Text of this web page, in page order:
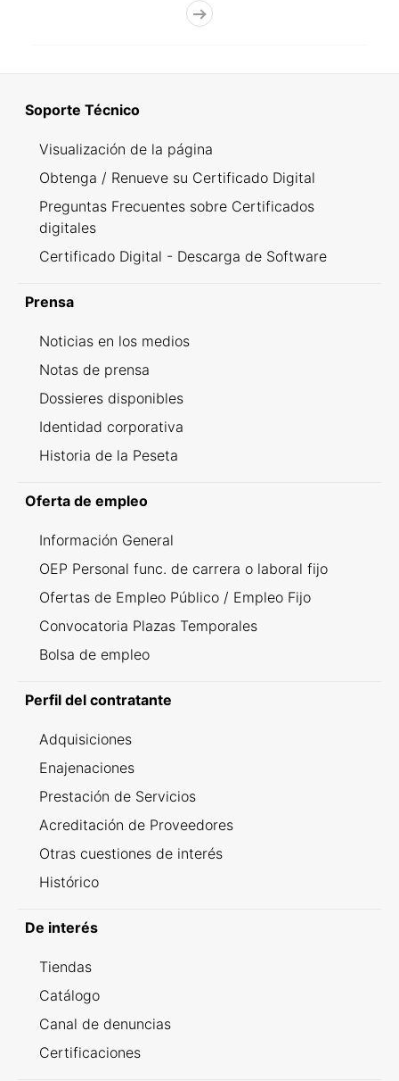
Soporte Técnico
Visualización de la página
Obtenga / Renueve su Certificado Digital
Preguntas Frecuentes sobre Certificados
digitales
Certificado Digital - Descarga de Software
Prensa
Noticias en los medios
Notas de prensa
Dossieres disponibles
Identidad corporativa
Historia de la Peseta
Oferta de empleo
Información General
OEP Personal func. de carrera o laboral fijo
Ofertas de Empleo Público / Empleo Fijo
Convocatoria Plazas Temporales
Bolsa de empleo
Perfil del contratante
Adquisiciones
Enajenaciones
Prestación de Servicios
Acreditación de Proveedores
Otras cuestiones de interés
Histórico
De interés
Tiendas
Catálogo
Canal de denuncias
Certificaciones